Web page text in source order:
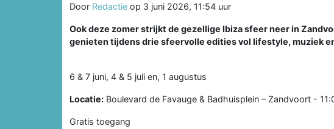
Door Redactie op 3 juni 2026, 11:54 uur
Ook deze zomer strijkt de gezellige Ibiza sfeer neer in
genieten tijdens drie sfeervolle edities vol lifestyle, muziek
6 & 7 juni, 4 & 5 juli en, 1 augustus
Locatie: Boulevard de Favauge & Badhuisplein – Zandvoort -
Gratis toegang